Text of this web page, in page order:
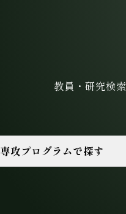
教員・研究検索
専攻プログラムで探す